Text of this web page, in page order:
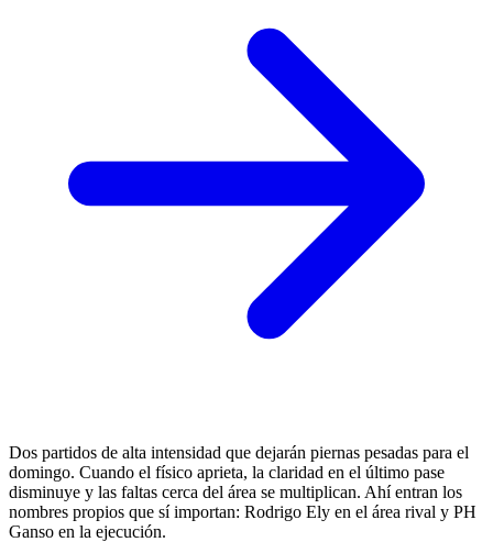
Dos partidos de alta intensidad que dejarán piernas pesadas para el
domingo. Cuando el físico aprieta, la claridad en el último pase
disminuye y las faltas cerca del área se multiplican. Ahí entran los
nombres propios que sí importan: Rodrigo Ely en el área rival y PH
Ganso en la ejecución.